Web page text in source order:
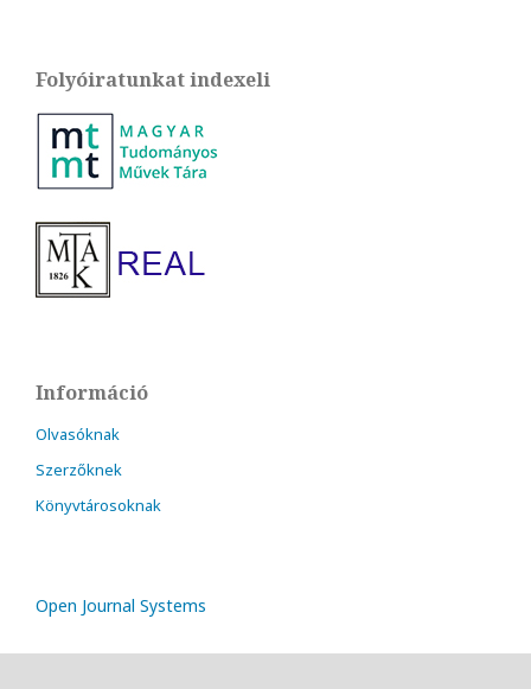
Folyóiratunkat indexeli
Információ
Olvasóknak
Szerzőknek
Könyvtárosoknak
Open Journal Systems